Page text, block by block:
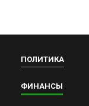
ПОЛИТИКА
ФИНАНСЫ